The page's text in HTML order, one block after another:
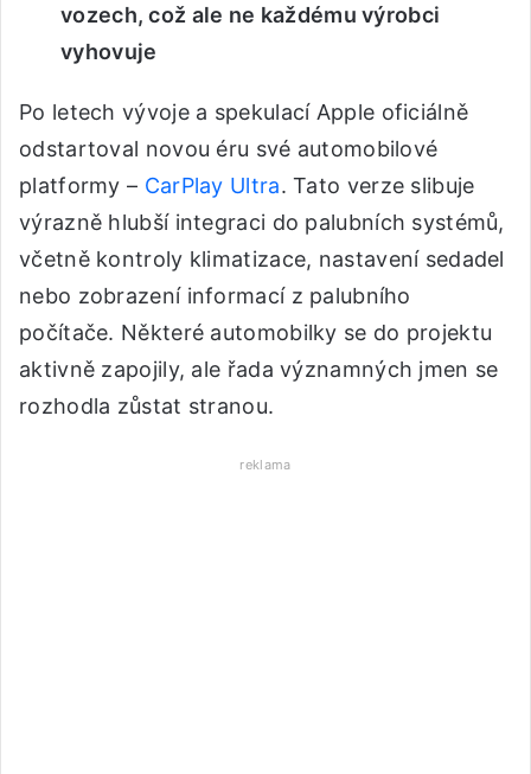
vozech, což ale ne každému výrobci
vyhovuje
Po letech vývoje a spekulací Apple oficiálně
odstartoval novou éru své automobilové
platformy – CarPlay Ultra. Tato verze slibuje
výrazně hlubší integraci do palubních systémů,
včetně kontroly klimatizace, nastavení sedadel
nebo zobrazení informací z palubního
počítače. Některé automobilky se do projektu
aktivně zapojily, ale řada významných jmen se
rozhodla zůstat stranou.
reklama